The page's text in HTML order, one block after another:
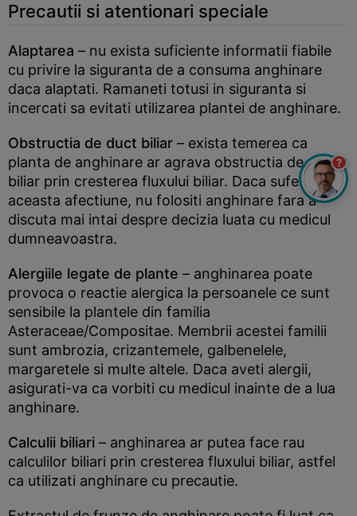
Precautii si atentionari speciale
Alaptarea – nu exista suficiente informatii fiabile
cu privire la siguranta de a consuma anghinare
daca alaptati. Ramaneti totusi in siguranta si
incercati sa evitati utilizarea plantei de anghinare.
Obstructia de duct biliar – exista temerea ca
planta de anghinare ar agrava obstructia de duct
biliar prin cresterea fluxului biliar. Daca suferiti de
aceasta afectiune, nu folositi anghinare fara a
discuta mai intai despre decizia luata cu medicul
dumneavoastra.
Alergiile legate de plante – anghinarea poate
provoca o reactie alergica la persoanele ce sunt
sensibile la plantele din familia
Asteraceae/Compositae. Membrii acestei familii
sunt ambrozia, crizantemele, galbenelele,
margaretele si multe altele. Daca aveti alergii,
asigurati-va ca vorbiti cu medicul inainte de a lua
anghinare.
Calculii biliari – anghinarea ar putea face rau
calculilor biliari prin cresterea fluxului biliar, astfel
ca utilizati anghinare cu precautie.
?